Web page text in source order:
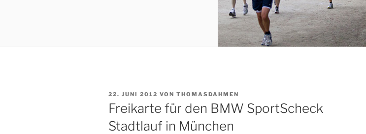
VERÖFFENTLICHT
AM
22. JUNI 2012 VON THOMASDAHMEN
Freikarte für den BMW SportScheck
Stadtlauf in München